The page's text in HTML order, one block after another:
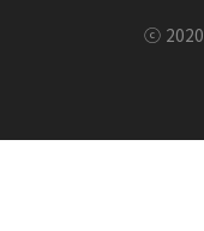
ⓒ 2020